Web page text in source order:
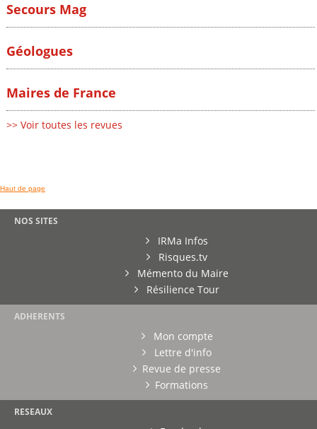
Secours Mag
Géologues
Maires de France
>> Voir toutes les revues
Haut de page
NOS SITES
IRMa Infos
Risques.tv
Mémento du Maire
Résilience Tour
ADHERENTS
Mon compte
Lettre d'info
Revue de presse
Formations
RESEAUX